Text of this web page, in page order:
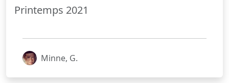
Printemps 2021
Minne, G.